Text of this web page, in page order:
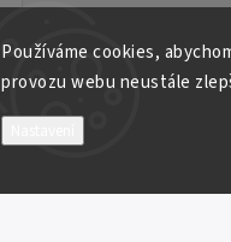
Používáme cookies,
provozu webu neustále